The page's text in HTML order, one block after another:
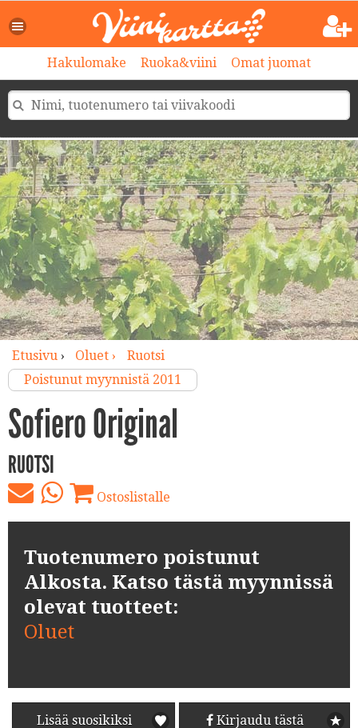
Hakulomake Ruoka&viini Omat juomat
Etusivu› Oluet ›
Ruotsi
Poistunut myynnistä 2011
Sofiero Original
RUOTSI
Ostoslistalle
Tuotenumero poistunut
Alkosta. Katso tästä myynnissä
olevat tuotteet:
Oluet
Lisää suosikiksi Kirjaudu tästä